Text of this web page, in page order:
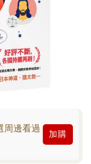
周邊看過
加購